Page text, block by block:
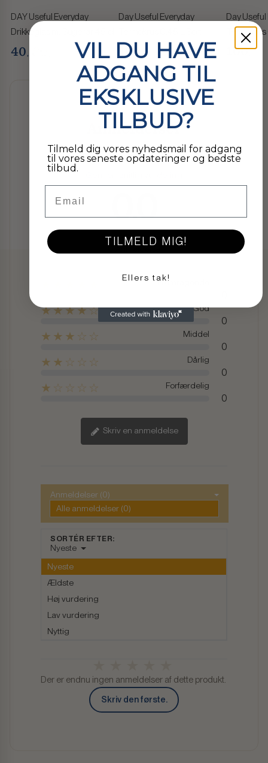
40
DAY Useful Everyday
Drikkeglas m. Sugerør 45 cl
100 ,-
Day Useful Everyday
100,-
Day
Anmeldelser
0.0
Fremragende
★★★★☆ God
0
★★★☆☆ Middel
0
★★☆☆☆ Dårlig
0
★☆☆☆☆ Forfærdelig
0
Skriv en anmeldelse
Anmeldelser (0)
Alle anmeldelser (0)
SORTÉR EFTER:
Nyeste
Nyeste
Ældste
Høj vurdering
Lav vurdering
Nyttig
Der er endnu ingen anmeldelser af dette produkt.
Skriv den første.
VIL DU HAVE
ADGANG TIL
EKSKLUSIVE
TILBUD?
Tilmeld dig vores nyhedsmail for adgang
til vores seneste opdateringer og bedste
tilbud.
TILMELD MIG!
Ellers tak!